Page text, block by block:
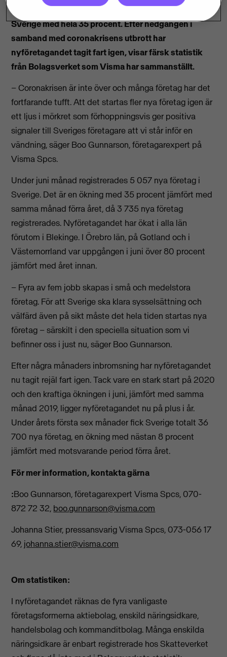
I juni ökade antalet registreringar av nya företag i
Sverige med hela 35 procent. Efter nedgången i
samband med coronakrisens utbrott har
nyföretagandet tagit fart igen, visar färsk statistik
från Bolagsverket som Visma har sammanställt.
– Coronakrisen är inte över och många företag har det
fortfarande tufft. Att det startas fler nya företag igen är
ett ljus i mörkret som förhoppningsvis ger positiva
signaler till Sveriges företagare att vi står inför en
vändning, säger Boo Gunnarson, företagarexpert på
Visma Spcs.
Under juni månad registrerades 5 057 nya företag i
Sverige. Det är en ökning med 35 procent jämfört med
samma månad förra året, då 3 735 nya företag
registrerades. Nyföretagandet har ökat i alla län
förutom i Blekinge. I Örebro län, på Gotland och i
Västernorrland var uppgången i juni över 80 procent
jämfört med året innan.
– Fyra av fem jobb skapas i små och medelstora
företag. För att Sverige ska klara sysselsättning och
välfärd även på sikt måste det hela tiden startas nya
företag – särskilt i den speciella situation som vi
befinner oss i just nu, säger Boo Gunnarson.
Efter några månaders inbromsning har nyföretagandet
nu tagit rejäl fart igen. Tack vare en stark start på 2020
och den kraftiga ökningen i juni, jämfört med samma
månad 2019, ligger nyföretagandet nu på plus i år.
Under årets första sex månader fick Sverige totalt 36
700 nya företag, en ökning med nästan 8 procent
jämfört med motsvarande period förra året.
För mer information, kontakta gärna
:Boo Gunnarson, företagarexpert Visma Spcs, 070-
872 72 32, boo.gunnarson@visma.com
Johanna Stier, pressansvarig Visma Spcs, 073-056 17
69, johanna.stier@visma.com
Om statistiken:
I nyföretagandet räknas de fyra vanligaste
företagsformerna aktiebolag, enskild näringsidkare,
handelsbolag och kommanditbolag. Många enskilda
näringsidkare är enbart registrerade hos Skatteverket